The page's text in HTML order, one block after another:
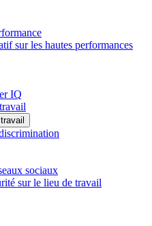
sur les hautes performances
IQ
sociaux
sur le lieu de travail